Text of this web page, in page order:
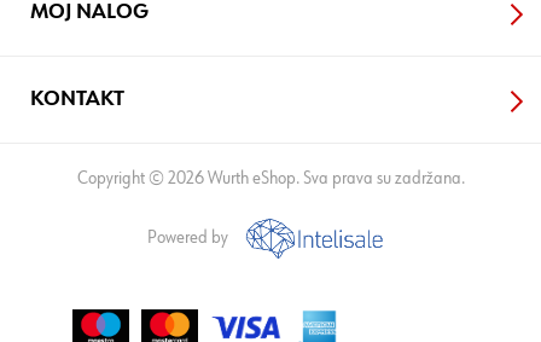
MOJ NALOG
KONTAKT
Copyright © 2026 Wurth eShop. Sva prava su zadržana.
Powered by